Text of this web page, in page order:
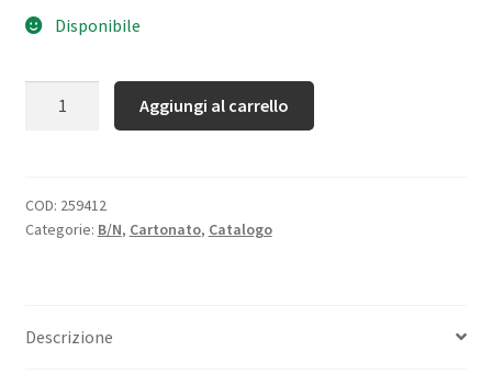
Disponibile
Aggiungi al carrello
COD: 259412
Categorie: B/N, Cartonato, Catalogo
Descrizione